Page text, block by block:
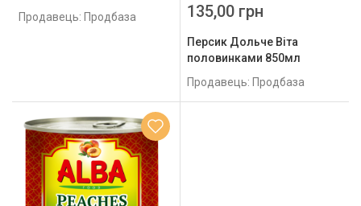
Продавець: Продбаза
Персик Дольче Віта
половинками 850мл
Продавець: Продбаза
135,00 грн